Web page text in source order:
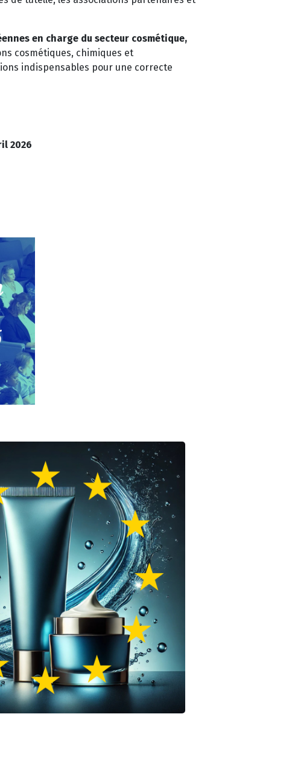
en charge du secteur cosmétique,
cosmétiques, chimiques et
indispensables pour une correcte
2026